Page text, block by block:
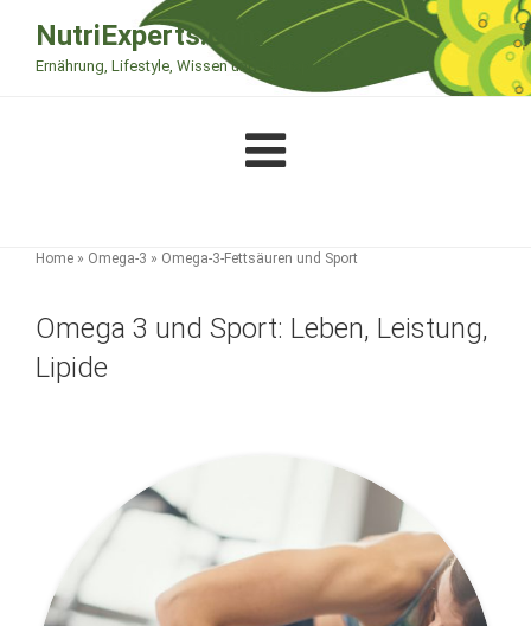
Inhalt
springen
NutriExperts.com
Ernährung, Lifestyle, Wissen und Therapie
Home » Omega-3 » Omega-3-Fettsäuren und Sport
Omega 3 und Sport: Leben, Leistung,
Lipide